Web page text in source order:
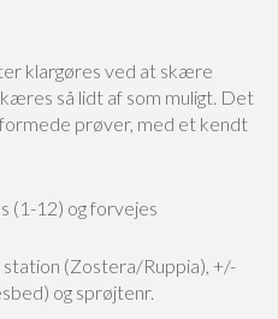
klargøres ved at skære
så lidt af som muligt. Det
prøver, med et kendt
(1-12) og forvejes
(Zostera/Ruppia), +/-
og sprøjtenr.